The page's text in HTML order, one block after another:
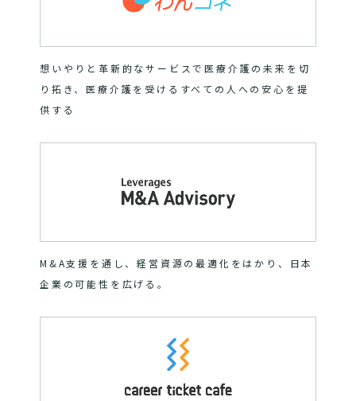
想いやりと革新的なサービスで医療介護の未来を切
り拓き、医療介護を受けるすべての人への安心を提
供する
M&A支援を通し、経営資源の最適化をはかり、日本
企業の可能性を広げる。